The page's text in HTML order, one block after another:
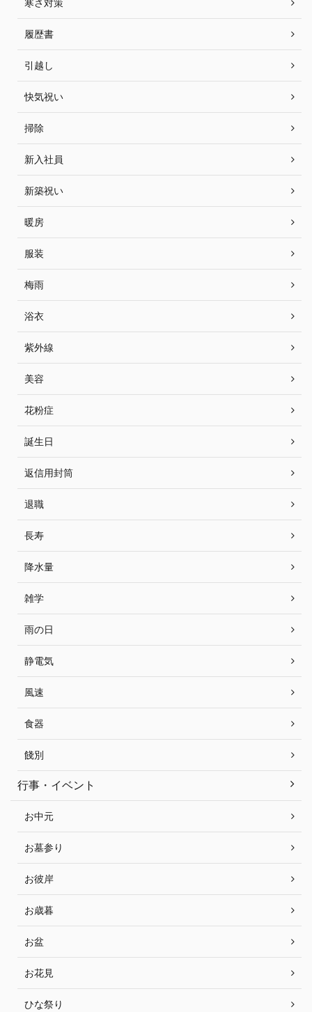
寒さ対策
履歴書
引越し
快気祝い
掃除
新入社員
新築祝い
暖房
服装
梅雨
浴衣
紫外線
美容
花粉症
誕生日
返信用封筒
退職
長寿
降水量
雑学
雨の日
静電気
風速
食器
餞別
行事・イベント
お中元
お墓参り
お彼岸
お歳暮
お盆
お花見
ひな祭り